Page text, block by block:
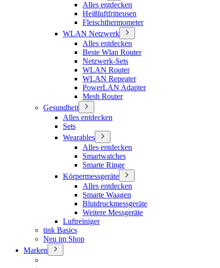
Alles entdecken
Heißluftfritteusen
Fleischthermometer
WLAN Netzwerk
Alles entdecken
Beste Wlan Router
Netzwerk-Sets
WLAN Router
WLAN Repeater
PowerLAN Adapter
Mesh Router
Gesundheit
Alles entdecken
Sets
Wearables
Alles entdecken
Smartwatches
Smarte Ringe
Körpermessgeräte
Alles entdecken
Smarte Waagen
Blutdruckmessgeräte
Weitere Messgeräte
Luftreiniger
tink Basics
Neu im Shop
Marken